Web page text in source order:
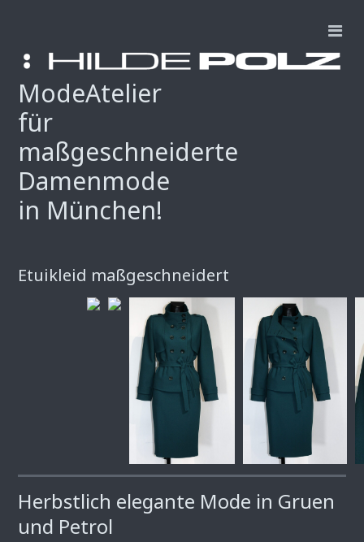
ModeAtelier
für
maßgeschneiderte
Damenmode
in München!
Etuikleid maßgeschneidert
Herbstlich elegante Mode in Gruen
und Petrol